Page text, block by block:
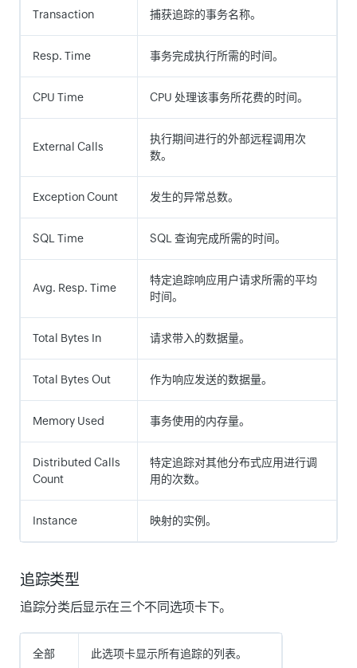
Transaction 捕获追踪的事务名称。
Resp. Time 事务完成执行所需的时间。
CPU Time CPU 处理该事务所花费的时间。
External Calls
执行期间进行的外部远程调用次
数。
Exception Count 发生的异常总数。
SQL Time SQL 查询完成所需的时间。
Avg. Resp. Time
特定追踪响应用户请求所需的平均
时间。
Total Bytes In 请求带入的数据量。
Total Bytes Out 作为响应发送的数据量。
Memory Used 事务使用的内存量。
Distributed Calls
Count
特定追踪对其他分布式应用进行调
用的次数。
Instance 映射的实例。
追踪类型
追踪分类后显示在三个不同选项卡下。
全部 此选项卡显示所有追踪的列表。